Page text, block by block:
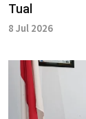
Tual
8 Jul 2026